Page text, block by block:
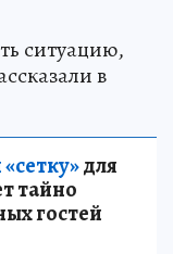
ситуацию,
в
для
тайно
гостей